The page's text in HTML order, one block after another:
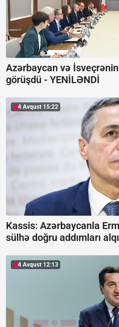
Azərbaycan və
görüşdü - YENİLƏNDİ
4 Avqust 15:22
Kassis: Azərbaycanla
sülhə doğru addımları
4 Avqust 12:13